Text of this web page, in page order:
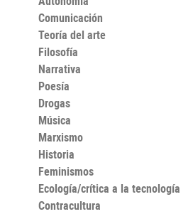
Comunicación
Teoría del arte
Filosofía
Narrativa
Poesía
Drogas
Música
Marxismo
Historia
Feminismos
Ecología/crítica a la tecnología
Contracultura